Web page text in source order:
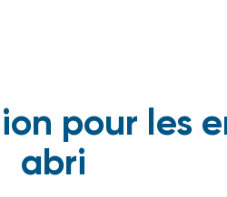
pour les
abri